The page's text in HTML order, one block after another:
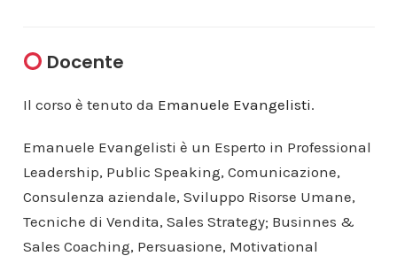
Docente
Il corso è tenuto da Emanuele Evangelisti.
Emanuele Evangelisti è un Esperto in Professional
Leadership, Public Speaking, Comunicazione,
Consulenza aziendale, Sviluppo Risorse Umane,
Tecniche di Vendita, Sales Strategy; Businnes &
Sales Coaching, Persuasione, Motivational